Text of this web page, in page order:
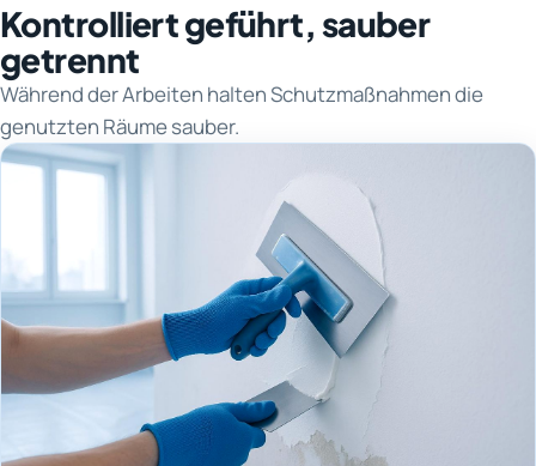
Kontrolliert geführt, sauber
getrennt
Während der Arbeiten halten Schutzmaßnahmen die
genutzten Räume sauber.